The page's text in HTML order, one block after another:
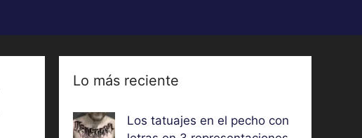
Lo más reciente
Los tatuajes en el pecho con